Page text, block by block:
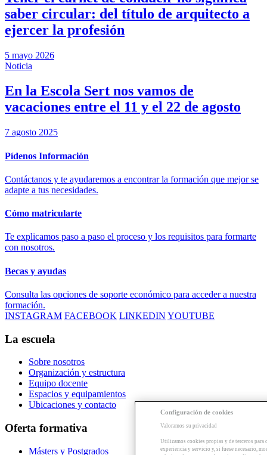
saber circular: del título de arquitecto a
ejercer la profesión
5 mayo 2026
Noticia
En la Escola Sert nos vamos de
vacaciones entre el 11 y el 22 de agosto
7 agosto 2025
Pídenos Información
Contáctanos y te ayudaremos a encontrar la formación que mejor se
adapte a tus necesidades.
Cómo matricularte
Te explicamos paso a paso el proceso y los requisitos para formarte
con nosotros.
Becas y ayudas
Consulta las opciones de soporte económico para acceder a nuestra
formación.
INSTAGRAM FACEBOOK LINKEDIN YOUTUBE
La escuela
Sobre nosotros
Organización y estructura
Equipo docente
Espacios y equipamientos
Ubicaciones y contacto
Oferta formativa
Másters y Postgrados
Configuración de cookies
Valoramos su privacidad
Utilizamos cookies propias y de terceros para
experiencia y servicio y, si fuese necesario,